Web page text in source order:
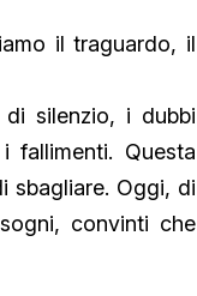
il traguardo, il
silenzio, i dubbi
fallimenti. Questa
sbagliare. Oggi, di
convinti che